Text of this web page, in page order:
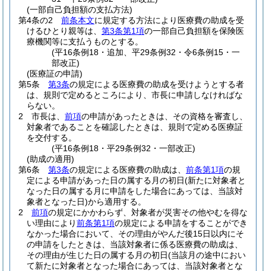
(一部自己負担額の支払方法)
第4条の2
前条本文に規定する方法により医療費の助成を受
けるひとり親等は、 第3条第1項の一部自己負担額を保険医
療機関等に支払うものとする。
(平16条例18・追加、平29条例32・令6条例15・一
部改正)
(医療証の申請)
第5条
第3条の規定による医療費の助成を受けようとする者
は、規則で定めるところにより、市長に申請しなければな
らない。
2
市長は、 前項の申請があったときは、その資格を審査し、
対象者であることを確認したときは、規則で定める医療証
を交付する。
(平16条例18・平29条例32・一部改正)
(助成の適用)
第6条
第3条の規定による医療費の助成は、 前条第1項の規
定による申請があった日の属する月の初日(新たに対象者と
なった日の属する月に申請をした場合にあっては、当該対
象者となった日)から適用する。
2
前項の規定にかかわらず、対象者が災害その他やむを得な
い理由により前条第1項の規定による申請をすることができ
なかった場合において、その理由がやんだ後15日以内にそ
の申請をしたときは、当該対象者に係る医療費の助成は、
その理由が生じた日の属する月の初日(当該月の途中におい
て新たに対象者となった場合にあっては、当該対象者とな